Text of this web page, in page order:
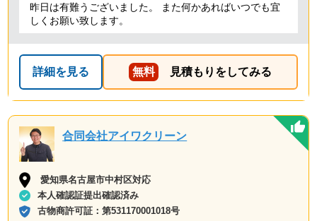
昨日は有難うございました。 また何かあればいつでも宜
しくお願い致します。
詳細を見る 無料 見積もりをしてみる
合同会社アイワクリーン
愛知県名古屋市中村区対応
本人確認証提出確認済み
古物商許可証：第531170001018号